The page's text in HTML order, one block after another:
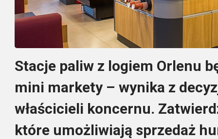
Stacje paliw z logiem Orlenu
mini markety – wynika z
właścicieli koncernu.
które umożliwiają sprzedaż